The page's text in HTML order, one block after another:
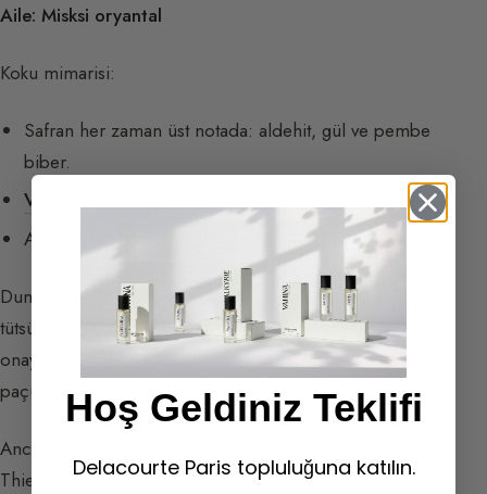
Aile: Misksi oryantal
Koku mimarisi:
Safran her zaman üst notada: aldehit, gül ve pembe
biber.
Vetiver odunu
Ambergris, beyaz miskler, tütsü.
Dumansi bir etki, aromatik dalgalar, ilahi bir duygu. Bu
tütsü yükselişine gül, onu rahatsız eden aldehitlerle
onaylanan ateşli vurgularını baskıyor. Gerçek karakteri,
paçulinin de yer aldığı odunsu notalar sergiliyor.
Ancak ölçüsüz yumuşaklığı ve olağanüstü derinliği,
Thierry tarafından özellikle seçilen (communelle
Hoş Geldiniz Teklifi
Delacourte Paris topluluğuna katılın.